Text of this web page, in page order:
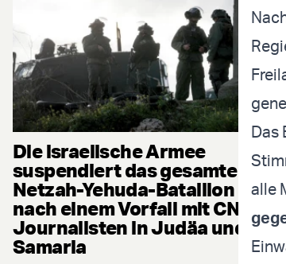
Die israelische Armee
suspendiert das gesamte
Netzah-Yehuda-Bataillon
nach einem Vorfall mit CNN-
Journalisten in Judäa und
Samaria
Das
alle